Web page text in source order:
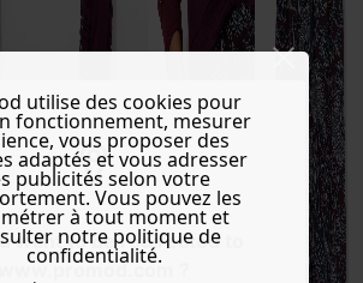
want to be redirected to
www.promod.com ?
utilise des cookies pour
fonctionnement, mesurer
vous proposer des
adaptés et vous adresser
publicités selon votre
Vous pouvez les
à tout moment et
notre politique de
confidentialité.